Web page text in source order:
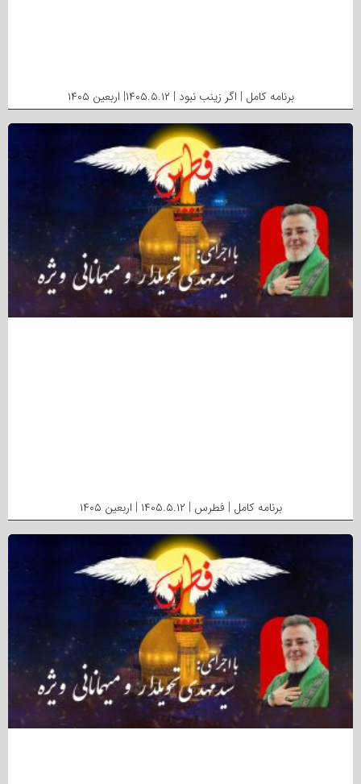
برنامه کامل | اگر زینب نبود | ۱۴۰۵.۵.۱۲| اربعین ۱۴۰۵
برنامه کامل | فطرس | ۱۴۰۵.۵.۱۲ | اربعین ۱۴۰۵